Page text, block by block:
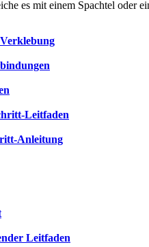
es mit einem Spachtel oder
Leitfaden
Anleitung
Leitfaden